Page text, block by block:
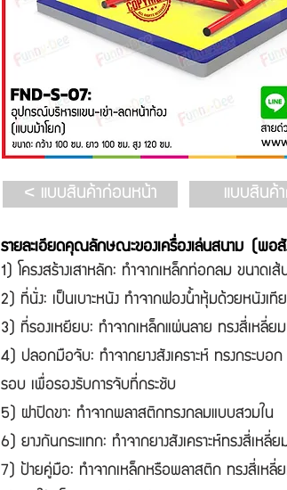
< แบบสินค้าก่อนหน้า
รายละเอียดคุณลักษณะของเครื่องเล่นสนาม (พอสั
1) โครงสร้างเสาหลัก: ทำจากเหล็กท่อกลม ขนา
2) ที่นั่ง: เป็นเบาะหนัง ทำจากฟองน้ำหุ้มด้วยหนังเที
3) ที่รองเหยียบ: ทำจากเหล็กแผ่นลาย ทรงสี่เหลี่ยม
4) ปลอกมือจับ: ทำจากยางสังเคราะห์ ทรงกระบ
รอบ เพื่อรองรับการจับที่กระชับ
5) ฝาปิดขา: ทำจากพลาสติกทรงกลมแบบสวมใน
6) ยางกันกระแทก: ทำจากยางสังเคราะห์ทรงสี่เหลี่ย
7) ป้ายคู่มือ: ทำจากเหล็กหรือพลาสติก ทรงสี่เหลี่